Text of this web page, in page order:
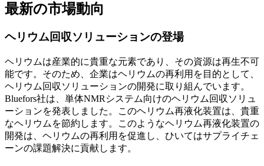
最新の市場動向
ヘリウム回収ソリューションの登場
ヘリウムは産業的に貴重な元素であり、その資源は再生不可
能です。そのため、企業はヘリウムの再利用を目的として、
ヘリウム回収ソリューションの開発に取り組んでいます。
Bluefors社は、単体NMRシステム向けのヘリウム回収ソリュ
ーションを発表しました。このヘリウム再液化装置は、貴重
なヘリウムを節約します。このようなヘリウム再液化装置の
開発は、ヘリウムの再利用を促進し、ひいてはサプライチェ
ーンの課題解決に貢献します。